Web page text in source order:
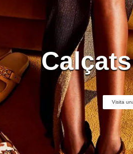
Visita